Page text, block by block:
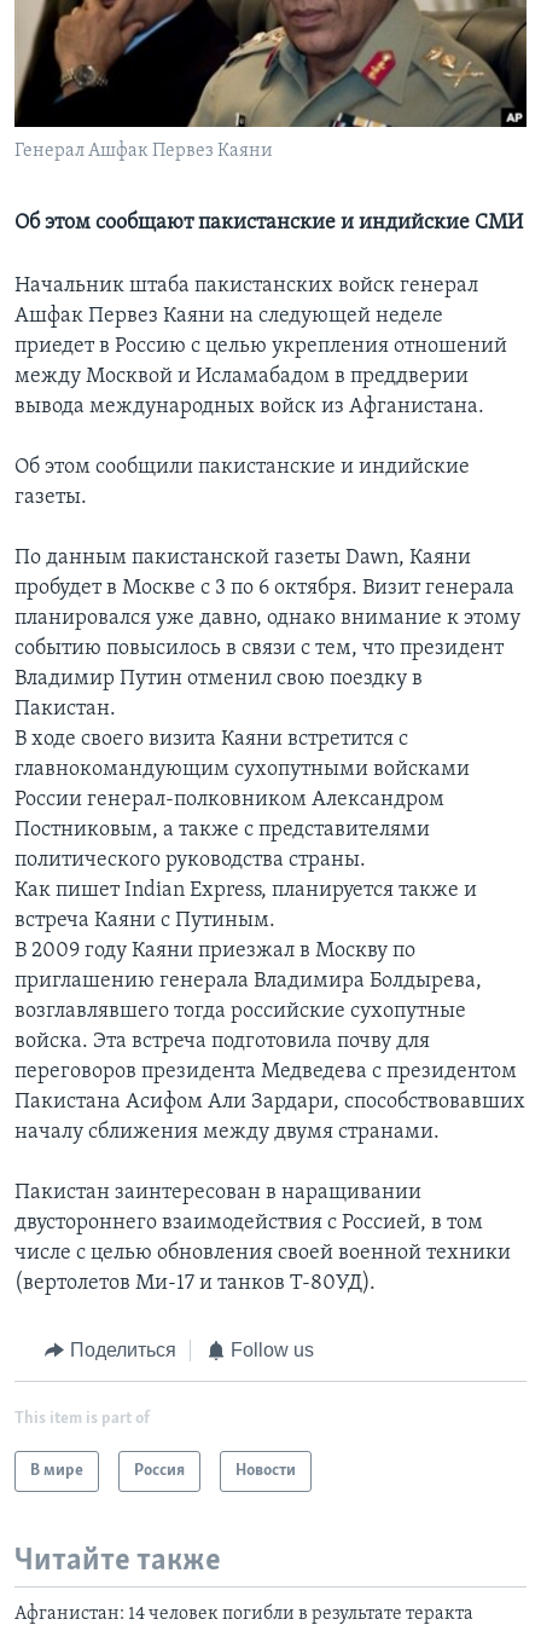
Learning English
СОЦИАЛЬНЫЕ СЕТИ
Языки
Генерал Ашфак Первез Каяни
Об этом сообщают пакистанские и индийские СМИ
Начальник штаба пакистанских войск генерал
Ашфак Первез Каяни на следующей неделе
приедет в Россию с целью укрепления отношений
между Москвой и Исламабадом в преддверии
вывода международных войск из Афганистана.
Об этом сообщили пакистанские и индийские
газеты.
По данным пакистанской газеты Dawn, Каяни
пробудет в Москве с 3 по 6 октября. Визит генерала
планировался уже давно, однако внимание к этому
событию повысилось в связи с тем, что президент
Владимир Путин отменил свою поездку в
Пакистан.
В ходе своего визита Каяни встретится с
главнокомандующим сухопутными войсками
России генерал-полковником Александром
Постниковым, а также с представителями
политического руководства страны.
Как пишет Indian Express, планируется также и
встреча Каяни с Путиным.
В 2009 году Каяни приезжал в Москву по
приглашению генерала Владимира Болдырева,
возглавлявшего тогда российские сухопутные
войска. Эта встреча подготовила почву для
переговоров президента Медведева с президентом
Пакистана Асифом Али Зардари, способствовавших
началу сближения между двумя странами.
Пакистан заинтересован в наращивании
двустороннего взаимодействия с Россией, в том
числе с целью обновления своей военной техники
(вертолетов Ми-17 и танков Т-80УД).
Поделиться Follow us
This item is part of
В мире Россия Новости
Читайте также
Афганистан: 14 человек погибли в результате теракта